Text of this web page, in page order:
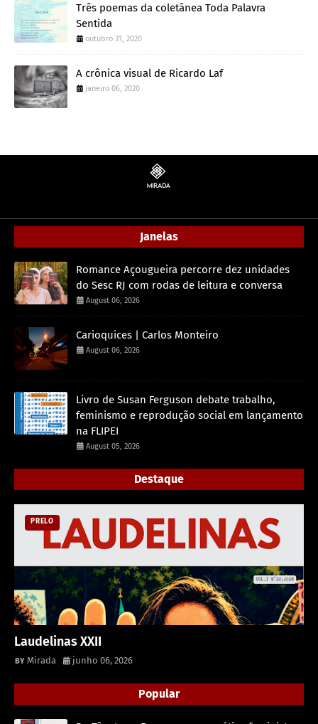
Três poemas da coletânea Toda Palavra
Sentida
outubro 31, 2020
A crônica visual de Ricardo Laf
janeiro 06, 2020
Janelas
Romance Açougueira percorre dez unidades
do Sesc RJ com rodas de leitura e conversa
August 06, 2026
Carioquices | Carlos Monteiro
August 06, 2026
Livro de Susan Ferguson debate trabalho,
feminismo e reprodução social em lançamento
na FLIPEI
August 05, 2026
Destaque
PRELO
Laudelinas XXII
Mirada junho 06, 2026
Popular